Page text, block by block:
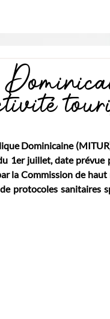
Dominicaine
1er juillet, date prévue
la Commission de
protocoles sanitaires